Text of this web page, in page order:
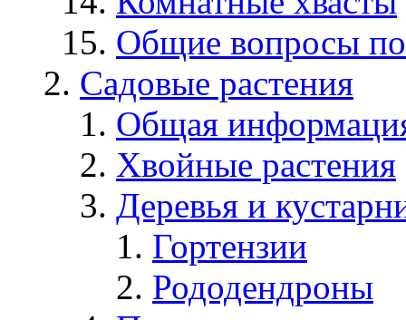
Общие вопросы
Садовые растения
Общая
Хвойные растения
Деревья и
Гортензии
Рододендроны